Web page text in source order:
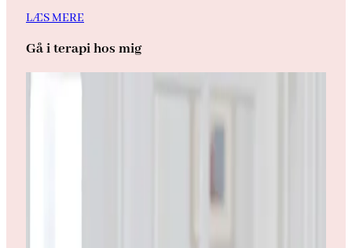
LÆS MERE
Gå i terapi hos mig